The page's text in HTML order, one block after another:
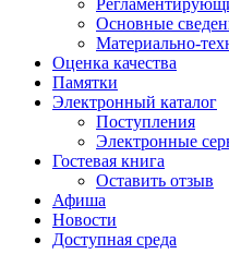
Основные
Материально-
Оценка качества
Памятки
Электронный каталог
Поступления
Электронные
Гостевая книга
Оставить отзыв
Афиша
Новости
Доступная среда